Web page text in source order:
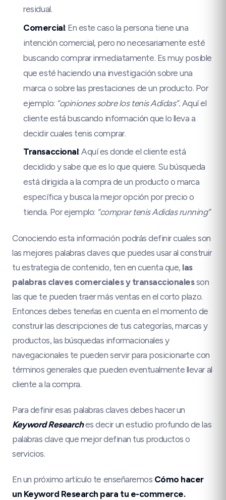
residual.
Comercial: En este caso la persona tiene una
intención comercial, pero no necesariamente esté
buscando comprar inmediatamente. Es muy posible
que esté haciendo una investigación sobre una
marca o sobre las prestaciones de un producto. Por
ejemplo: “opiniones sobre los tenis Adidas”. Aquí el
cliente está buscando información que lo lleva a
decidir cuales tenis comprar.
Transaccional: Aquí es donde el cliente está
decidido y sabe que es lo que quiere. Su búsqueda
está dirigida a la compra de un producto o marca
específica y busca la mejor opción por precio o
tienda. Por ejemplo: “comprar tenis Adidas running”
Conociendo esta información podrás definir cuales son
las mejores palabras claves que puedes usar al construir
tu estrategia de contenido, ten en cuenta que, las
palabras claves comerciales y transaccionalesson
las que te pueden traer más ventas en el corto plazo.
Entonces debes tenerlas en cuenta en el momento de
construir las descripciones de tus categorías, marcas y
productos, las búsquedas informacionales y
navegacionales te pueden servir para posicionarte con
términos generales que pueden eventualmente llevar al
cliente a la compra.
Para definir esas palabras claves debes hacer un
Keyword Researches decir un estudio profundo de las
palabras clave que mejor definan tus productos o
servicios.
En un próximo artículo te enseñaremos Cómo hacer
un Keyword Research para tu e-commerce.